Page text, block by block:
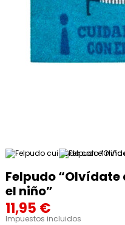
Felpudo
el niño”
11,95 €
Impuestos incluidos